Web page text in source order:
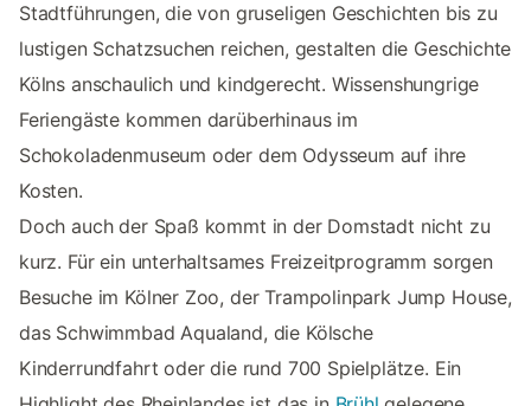
Stadtführungen, die von gruseligen Geschichten bis zu
lustigen Schatzsuchen reichen, gestalten die Geschichte
Kölns anschaulich und kindgerecht. Wissenshungrige
Feriengäste kommen darüberhinaus im
Schokoladenmuseum oder dem Odysseum auf ihre
Kosten.
Doch auch der Spaß kommt in der Domstadt nicht zu
kurz. Für ein unterhaltsames Freizeitprogramm sorgen
Besuche im Kölner Zoo, der Trampolinpark Jump House,
das Schwimmbad Aqualand, die Kölsche
Kinderrundfahrt oder die rund 700 Spielplätze. Ein